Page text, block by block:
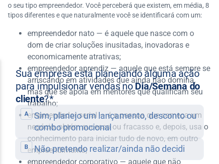
o seu tipo empreendedor. Você perceberá que existem, em média, 8
tipos diferentes e que naturalmente você se identificará com um:
empreendedor nato — é aquele que nasce com o
dom de criar soluções inusitadas, inovadoras e
economicamente atrativas;
empreendedor aprendiz — aquele que está sempre se
arriscando em atividades que ainda não domina,
mas que se apoia em mentores que qualificam seu
trabalho;
empreendedor serial — é a pessoa que começa um
negócio, obtém sucesso ou fracasso e, depois, usa o
conhecimento para iniciar tudo de novo, em outro
empreendimento;
empreendedor corporativo — aquele que não